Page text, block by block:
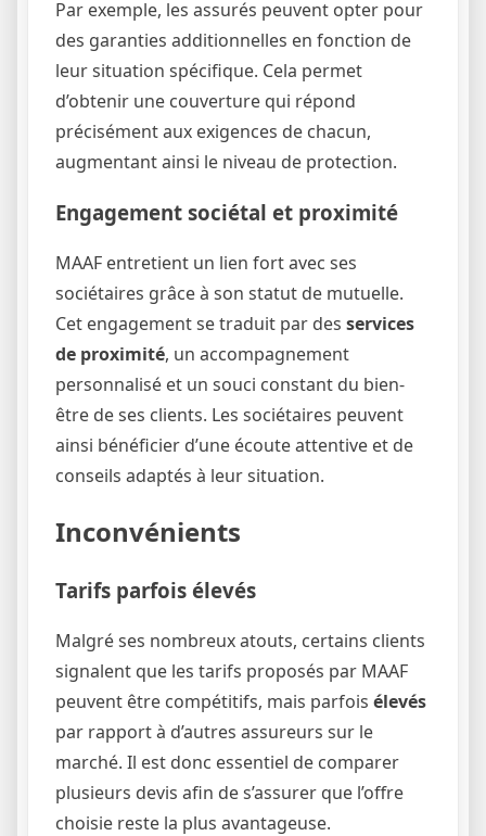
Par exemple, les assurés peuvent opter pour
des garanties additionnelles en fonction de
leur situation spécifique. Cela permet
d’obtenir une couverture qui répond
précisément aux exigences de chacun,
augmentant ainsi le niveau de protection.
Engagement sociétal et proximité
MAAF entretient un lien fort avec ses
sociétaires grâce à son statut de mutuelle.
Cet engagement se traduit par des services
de proximité, un accompagnement
personnalisé et un souci constant du bien-
être de ses clients. Les sociétaires peuvent
ainsi bénéficier d’une écoute attentive et de
conseils adaptés à leur situation.
Inconvénients
Tarifs parfois élevés
Malgré ses nombreux atouts, certains clients
signalent que les tarifs proposés par MAAF
peuvent être compétitifs, mais parfois élevés
par rapport à d’autres assureurs sur le
marché. Il est donc essentiel de comparer
plusieurs devis afin de s’assurer que l’offre
choisie reste la plus avantageuse.